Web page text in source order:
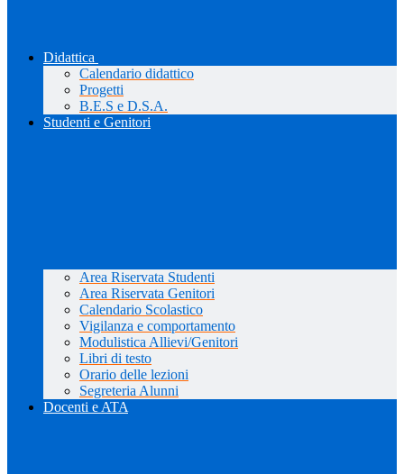
Didattica
Calendario didattico
Progetti
B.E.S e D.S.A.
Studenti e Genitori
Area Riservata Studenti
Area Riservata Genitori
Calendario Scolastico
Vigilanza e comportamento
Modulistica Allievi/Genitori
Libri di testo
Orario delle lezioni
Segreteria Alunni
Docenti e ATA